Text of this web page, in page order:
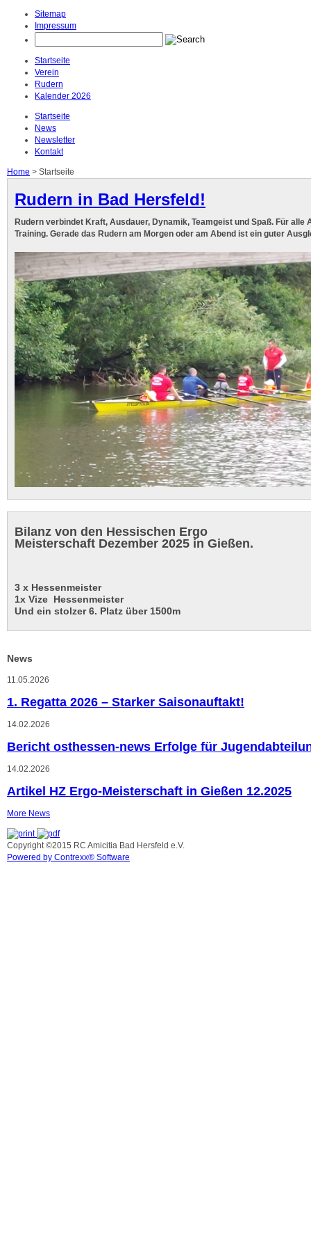
Sitemap
Impressum
Startseite
Verein
Rudern
Kalender 2026
Startseite
News
Newsletter
Kontakt
Home > Startseite
Rudern in Bad Hersfeld!
Rudern verbindet Kraft, Ausdauer, Dynamik, Teamgeist und Spaß. Für
Training. Gerade das Rudern am Morgen oder am Abend ist ein guter
Bilanz von den Hessischen Ergo
Meisterschaft Dezember 2025 in Gießen.
3 x Hessenmeister
1x Vize Hessenmeister
Und ein stolzer 6. Platz über 1500m
News
11.05.2026
1. Regatta 2026 – Starker Saisonauftakt!
14.02.2026
Bericht osthessen-news Erfolge für
14.02.2026
Artikel HZ Ergo-Meisterschaft in Gießen 12.2025
More News
Copyright ©2015 RC Amicitia Bad Hersfeld e.V.
Powered by Contrexx® Software